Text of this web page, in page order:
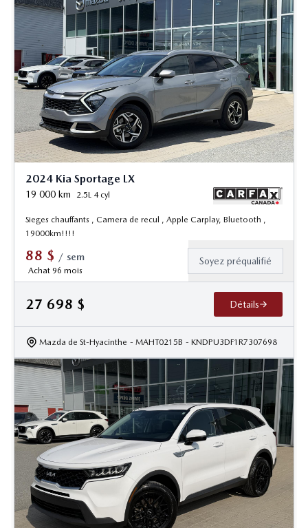
2024 Kia Sportage LX
19 000 km 2.5L 4 cyl
Sieges chauffants , Camera de recul , Apple Carplay, Bluetooth ,
19000km!!!!
88 $ / sem
Achat 96 mois
Soyez préqualifié
27 698 $ Détails
Mazda de St-Hyacinthe - MAHT0215B - KNDPU3DF1R7307698